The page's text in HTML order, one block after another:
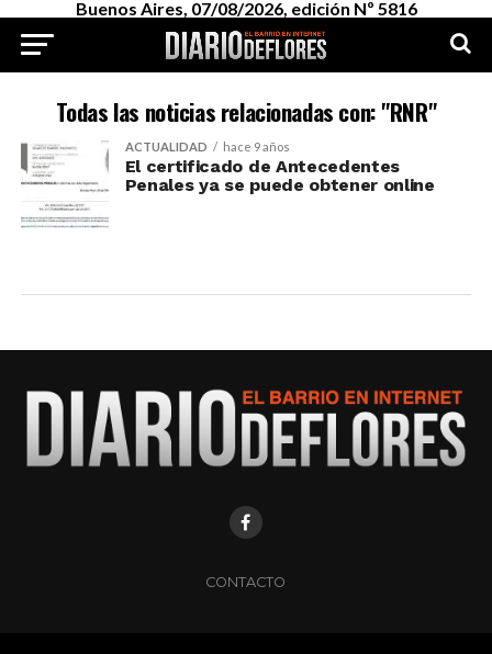
Buenos Aires, 07/08/2026, edición Nº 5816
Todas las noticias relacionadas con: "RNR"
ACTUALIDAD hace 9 años
El certificado de Antecedentes
Penales ya se puede obtener online
CONTACTO